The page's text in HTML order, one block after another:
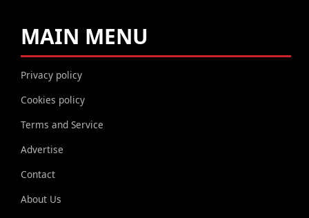
MAIN MENU
Privacy policy
Cookies policy
Terms and Service
Advertise
Contact
About Us